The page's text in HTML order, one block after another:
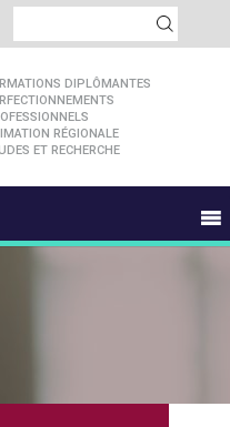
DIPLÔMANTES
RÉGIONALE
ET RECHERCHE